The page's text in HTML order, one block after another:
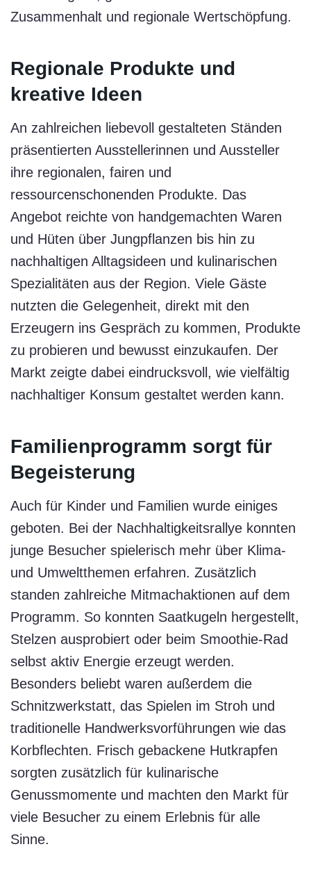
Zusammenhalt und regionale Wertschöpfung.
Regionale Produkte und
kreative Ideen
An zahlreichen liebevoll gestalteten Ständen
präsentierten Ausstellerinnen und Aussteller
ihre regionalen, fairen und
ressourcenschonenden Produkte. Das
Angebot reichte von handgemachten Waren
und Hüten über Jungpflanzen bis hin zu
nachhaltigen Alltagsideen und kulinarischen
Spezialitäten aus der Region. Viele Gäste
nutzten die Gelegenheit, direkt mit den
Erzeugern ins Gespräch zu kommen, Produkte
zu probieren und bewusst einzukaufen. Der
Markt zeigte dabei eindrucksvoll, wie vielfältig
nachhaltiger Konsum gestaltet werden kann.
Familienprogramm sorgt für
Begeisterung
Auch für Kinder und Familien wurde einiges
geboten. Bei der Nachhaltigkeitsrallye konnten
junge Besucher spielerisch mehr über Klima-
und Umweltthemen erfahren. Zusätzlich
standen zahlreiche Mitmachaktionen auf dem
Programm. So konnten Saatkugeln hergestellt,
Stelzen ausprobiert oder beim Smoothie-Rad
selbst aktiv Energie erzeugt werden.
Besonders beliebt waren außerdem die
Schnitzwerkstatt, das Spielen im Stroh und
traditionelle Handwerksvorführungen wie das
Korbflechten. Frisch gebackene Hutkrapfen
sorgten zusätzlich für kulinarische
Genussmomente und machten den Markt für
viele Besucher zu einem Erlebnis für alle
Sinne.